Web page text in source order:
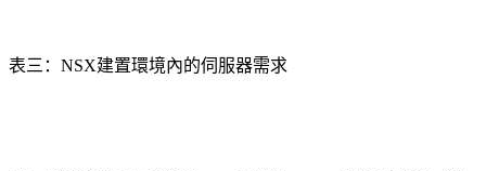
表三：NSX建置環境內的伺服器需求